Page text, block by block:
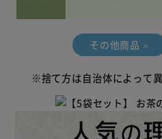
その他商品 »
※捨て方は自治体によって